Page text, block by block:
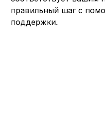
правильный шаг с
поддержки.